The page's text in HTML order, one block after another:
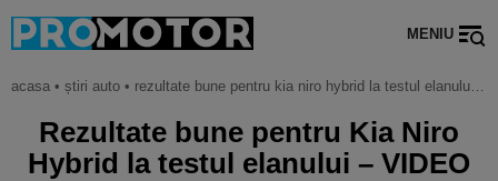
MENIU
acasa • știri auto • rezultate bune pentru kia niro hybrid la testul elanului – video
Rezultate bune pentru Kia Niro
Hybrid la testul elanului – VIDEO